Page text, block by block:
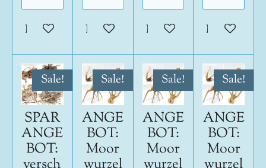
In den WarenkorbIn den WarenkorbIn den Warenkorb
In den
Sale!
SPAR
ANGE
BOT:
Sale!
ANGE
BOT:
Moor
Sale!
ANGE
BOT:
Moor
Sale!
ANGE
BOT:
Moor